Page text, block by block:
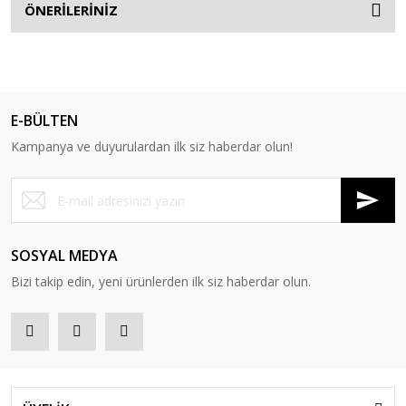
ÖNERİLERİNİZ
E-BÜLTEN
Kampanya ve duyurulardan ilk siz haberdar olun!
SOSYAL MEDYA
Bizi takip edin, yeni ürünlerden ilk siz haberdar olun.